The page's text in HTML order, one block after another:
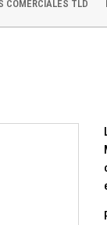
COMERCIALES TLD